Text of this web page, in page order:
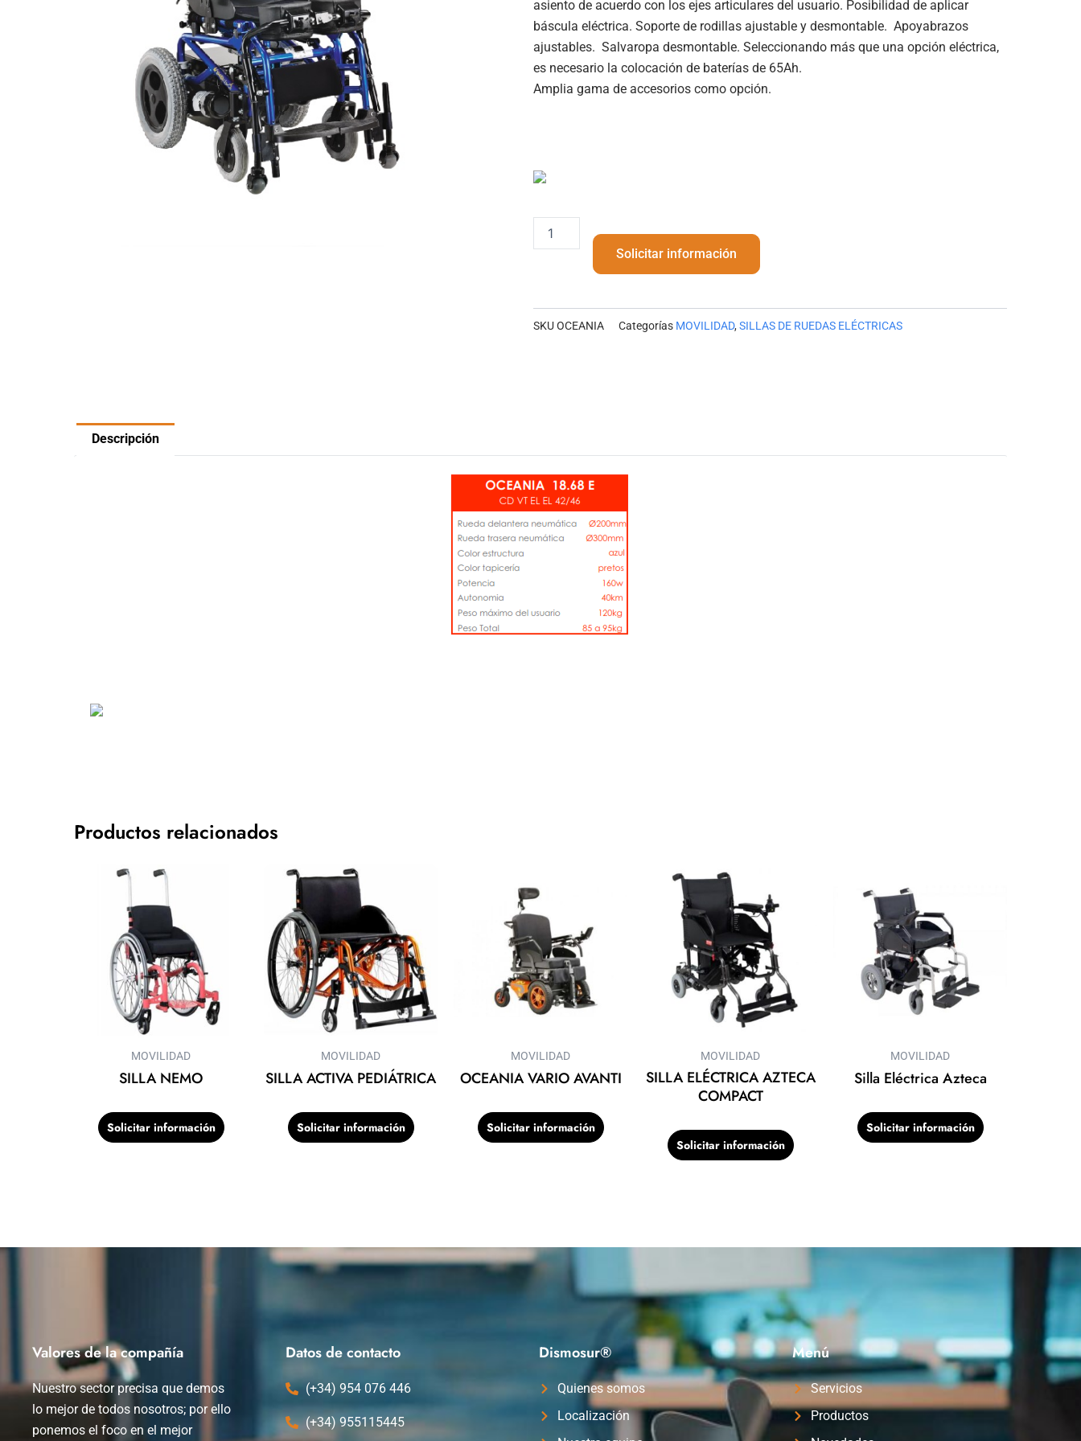
asiento de acuerdo con los ejes articulares del usuario. Posibilidad de aplicar
báscula eléctrica. Soporte de rodillas ajustable y desmontable. Apoyabrazos
ajustables. Salvaropa desmontable. Seleccionando más que una opción eléctrica,
es necesario la colocación de baterías de 65Ah.
Amplia gama de accesorios como opción.
OCEANÍA
Solicitar información
SKUOCEANIA Categorías MOVILIDAD, SILLAS DE RUEDAS ELÉCTRICAS
Descripción
Productos relacionados
MOVILIDAD
SILLA NEMO
Solicitar información
MOVILIDAD
SILLA ACTIVA PEDIÁTRICA
Solicitar información
MOVILIDAD
OCEANIA VARIO AVANTI
Solicitar información
MOVILIDAD
SILLA ELÉCTRICA AZTECA
COMPACT
Solicitar información
MOVILIDAD
Silla Eléctrica Azteca
Solicitar información
Valores de la compañía
Nuestro sector precisa que demos
lo mejor de todos nosotros; por ello
ponemos el foco en el mejor
Datos de contacto
(+34) 954 076 446
(+34) 955115445
Dismosur®
Quienes somos
Localización
Menú
Servicios
Productos